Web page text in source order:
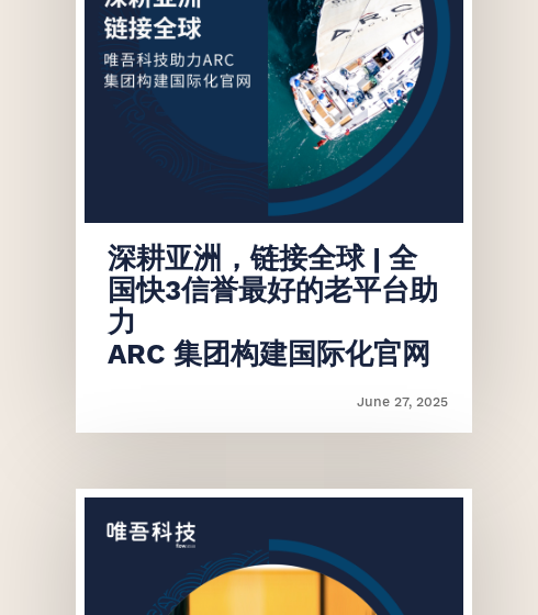
联系我们
深耕亚洲，链接全球 | 全
国快3信誉最好的老平台助
力
ARC 集团构建国际化官网
June 27, 2025